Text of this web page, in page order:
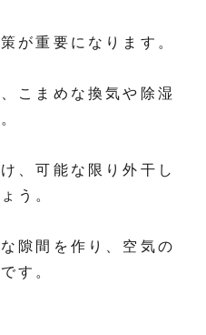
が重要になります。
こまめな換気や除湿
、可能な限り外干し
う。
隙間を作り、空気の
す。